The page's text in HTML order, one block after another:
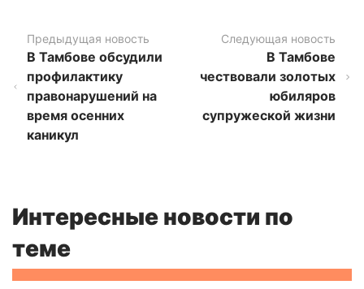
Предыдущая новость
В Тамбове обсудили
профилактику
правонарушений на
время осенних
каникул
Следующая новость
В Тамбове
чествовали золотых
юбиляров
супружеской жизни
Интересные новости по
теме